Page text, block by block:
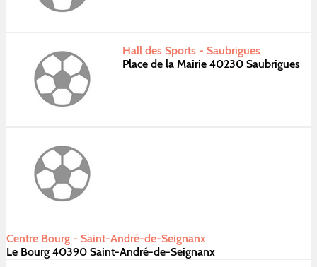
Hall des Sports - Saubrigues
Place de la Mairie 40230 Saubrigues
Centre Bourg - Saint-André-de-Seignanx
Le Bourg 40390 Saint-André-de-Seignanx